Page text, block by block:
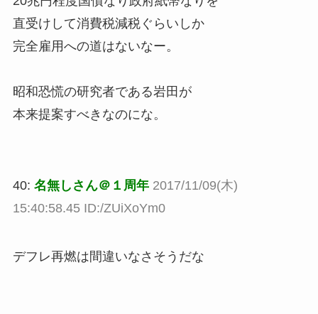
直受けして消費税減税ぐらいしか
完全雇用への道はないなー。
昭和恐慌の研究者である岩田が
本来提案すべきなのにな。
40: 名無しさん＠１周年 2017/11/09(木)
15:40:58.45 ID:/ZUiXoYm0
デフレ再燃は間違いなさそうだな